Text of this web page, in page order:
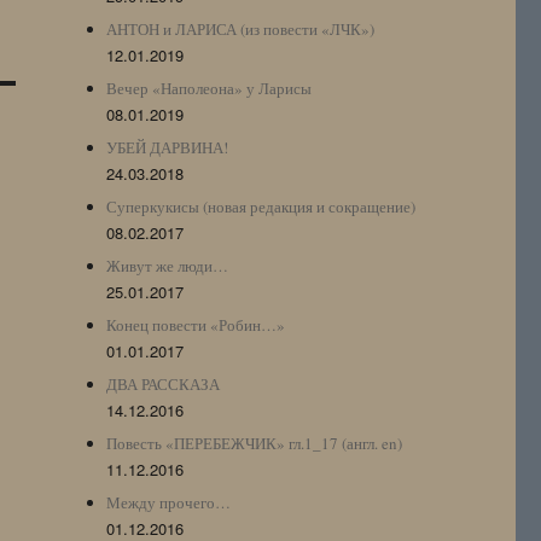
АНТОН и ЛАРИСА (из повести «ЛЧК»)
12.01.2019
Вечер «Наполеона» у Ларисы
08.01.2019
УБЕЙ ДАРВИНА!
24.03.2018
Суперкукисы (новая редакция и сокращение)
08.02.2017
Живут же люди…
25.01.2017
Конец повести «Робин…»
01.01.2017
ДВА РАССКАЗА
14.12.2016
Повесть «ПЕРЕБЕЖЧИК» гл.1_17 (англ. en)
11.12.2016
Между прочего…
01.12.2016